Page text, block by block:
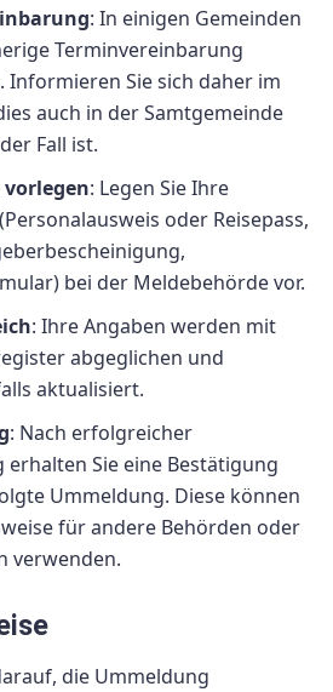
: In einigen Gemeinden
Terminvereinbarung
Informieren Sie sich daher im
auch in der Samtgemeinde
Fall ist.
: Legen Sie Ihre
oder Reisepass,
bei der Meldebehörde vor.
: Ihre Angaben werden mit
abgeglichen und
aktualisiert.
: Nach erfolgreicher
erhalten Sie eine Bestätigung
Ummeldung. Diese können
für andere Behörden oder
verwenden.
die Ummeldung